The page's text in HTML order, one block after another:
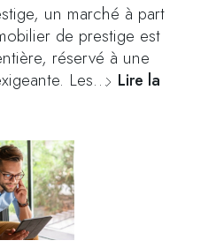
un marché à part
de prestige est
réservé à une
Les… Lire la